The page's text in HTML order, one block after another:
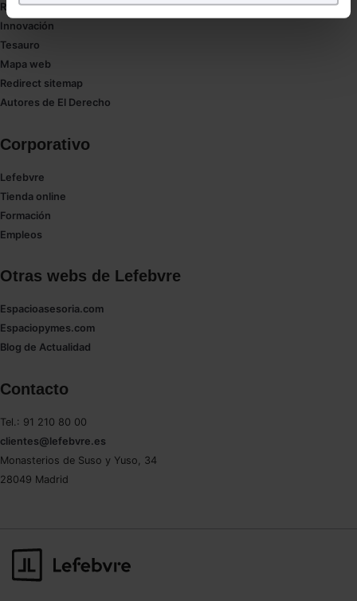
en la web sea óptima
Puedes
todas las cookies excepto aquellas imprescindibles.
También puedes
seleccionar solo aquellas que quieras permitir en tu
navegador. Si no seleccionas ninguna utilizaremos
RGPD
Innovación
Tesauro
Mapa web
Redirect sitemap
Autores de El Derecho
Corporativo
Lefebvre
Tienda online
Formación
Empleos
Otras webs de Lefebvre
Espacioasesoria.com
Espaciopymes.com
Blog de Actualidad
Contacto
Tel.: 91 210 80 00
clientes@lefebvre.es
Monasterios de Suso y Yuso, 34
28049 Madrid